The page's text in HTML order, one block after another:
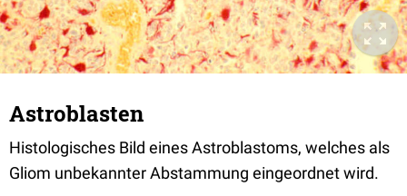
Astroblasten
Histologisches Bild eines Astroblastoms, welches als
Gliom unbekannter Abstammung eingeordnet wird.